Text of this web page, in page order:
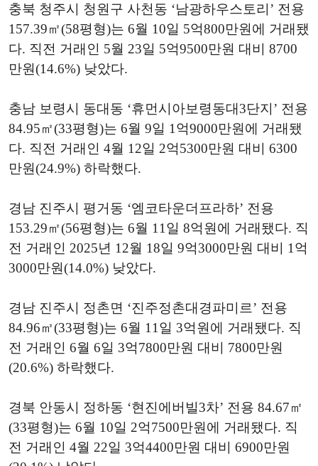
충북 청주시 청원구 사천동 ‘남광하우스토리’ 전용
157.39㎡(58평형)는 6월 10일 5억800만원에 거래됐
다. 직전 거래인 5월 23일 5억9500만원 대비 8700
만원(14.6%) 낮았다.
충남 보령시 동대동 ‘휴먼시아보령동대3단지’ 전용
84.95㎡(33평형)는 6월 9일 1억9000만원에 거래됐
다. 직전 거래인 4월 12일 2억5300만원 대비 6300
만원(24.9%) 하락했다.
경남 진주시 평거동 ‘엠코타운더프라하’ 전용
153.29㎡(56평형)는 6월 11일 8억원에 거래됐다. 직
전 거래인 2025년 12월 18일 9억3000만원 대비 1억
3000만원(14.0%) 낮았다.
경남 진주시 정촌면 ‘진주정촌대경파미르’ 전용
84.96㎡(33평형)는 6월 11일 3억원에 거래됐다. 직
전 거래인 6월 6일 3억7800만원 대비 7800만원
(20.6%) 하락했다.
경북 안동시 정하동 ‘현진에버빌3차’ 전용 84.67㎡
(33평형)는 6월 10일 2억7500만원에 거래됐다. 직
전 거래인 4월 22일 3억4400만원 대비 6900만원